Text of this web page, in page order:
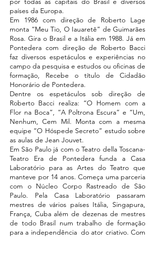
países da Europa.
Em 1986 com direção de Roberto Lage
monta “Meu Tio, O Iauaretê” de Guimarães
Rosa. Gira o Brasil e a Itália em 1988. Já em
Pontedera com direção de Roberto Bacci
faz diversos espetáculos e experiências no
campo da pesquisa e estudos ou oficinas de
formação, Recebe o título de Cidadão
Honorário de Pontedera.
Dentre os espetáculos sob direção de
Roberto Bacci realiza: “O Homem com a
Flor na Boca”, “A Poltrona Escura” e “Um,
Nenhum, Cem Mil. Monta com a mesma
equipe “O Hóspede Secreto” estudo sobre
as aulas de Jean Jouvet.
Em São Paulo já com o Teatro della Toscana-
Teatro Era de Pontedera funda a Casa
Laboratório para as Artes do Teatro que
manteve por 14 anos. Começa uma parceria
com o Núcleo Corpo Rastreado de São
Paulo. Pela Casa Laboratório passaram
mestres de vários países Itália, Singapura,
França, Cuba além de dezenas de mestres
de todo Brasil num trabalho de formação
para a independência do ator criativo. Com